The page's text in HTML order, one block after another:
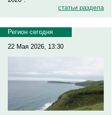
статьи раздела
Регион сегодня
22 Мая 2026, 13:30